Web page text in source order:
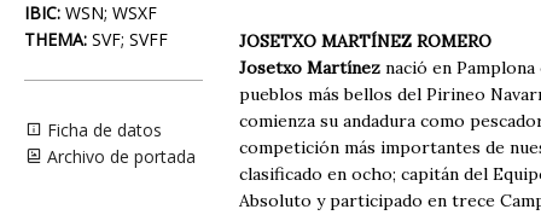
IBIC: WSN; WSXF
THEMA: SVF; SVFF
Ficha de datos
Archivo de portada
JOSETXO MARTÍNEZ ROMERO
Josetxo Martínez nació en
pueblos más bellos del Pirineo
comienza su andadura como
competición más importantes de
clasificado en ocho; capitán del
Absoluto y participado en trece